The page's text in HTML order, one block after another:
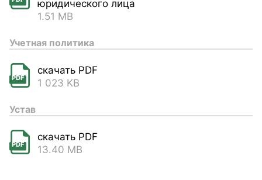
юридического лица
1.51 MB
Учетная политика
PDF
скачать PDF
1 023 KB
Устав
PDF
скачать PDF
13.40 MB